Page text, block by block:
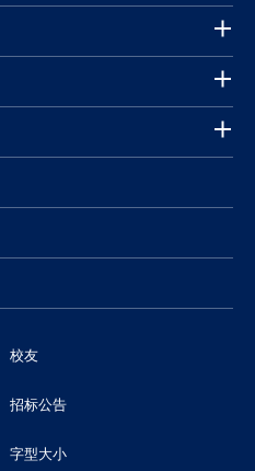
校友
招标公告
字型大小